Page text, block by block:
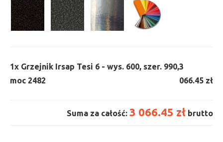
1x Grzejnik Irsap Tesi 6 - wys. 600, szer. 990,
moc 2482
3
066.45 zł
Suma za całość: 3 066.45 zł brutto